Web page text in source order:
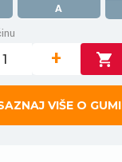
A
+
VIŠE O GUMI